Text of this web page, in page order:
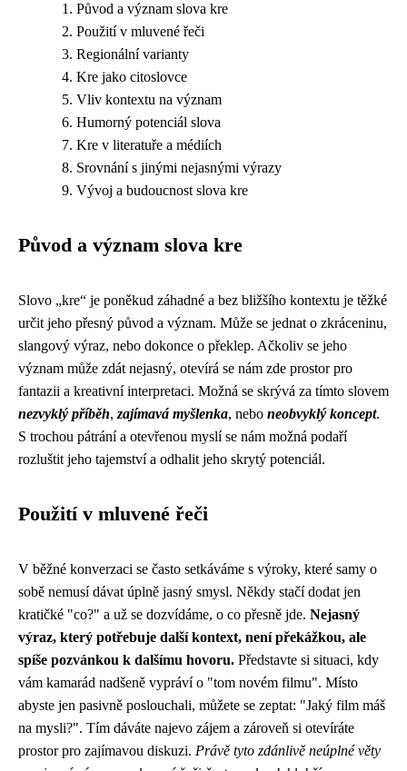
Původ a význam slova kre
Použití v mluvené řeči
Regionální varianty
Kre jako citoslovce
Vliv kontextu na význam
Humorný potenciál slova
Kre v literatuře a médiích
Srovnání s jinými nejasnými výrazy
Vývoj a budoucnost slova kre
Původ a význam slova kre
Slovo „kre“ je poněkud záhadné a bez bližšího kontextu je těžké
určit jeho přesný původ a význam. Může se jednat o zkráceninu,
slangový výraz, nebo dokonce o překlep. Ačkoliv se jeho
význam může zdát nejasný, otevírá se nám zde prostor pro
fantazii a kreativní interpretaci. Možná se skrývá za tímto slovem
nezvyklý příběh, zajímavá myšlenka, nebo neobvyklý koncept.
S trochou pátrání a otevřenou myslí se nám možná podaří
rozluštit jeho tajemství a odhalit jeho skrytý potenciál.
Použití v mluvené řeči
V běžné konverzaci se často setkáváme s výroky, které samy o
sobě nemusí dávat úplně jasný smysl. Někdy stačí dodat jen
kratičké "co?" a už se dozvídáme, o co přesně jde. Nejasný
výraz, který potřebuje další kontext, není překážkou, ale
spíše pozvánkou k dalšímu hovoru. Představte si situaci, kdy
vám kamarád nadšeně vypráví o "tom novém filmu". Místo
abyste jen pasivně poslouchali, můžete se zeptat: "Jaký film máš
na mysli?". Tím dáváte najevo zájem a zároveň si otevíráte
prostor pro zajímavou diskuzi. Právě tyto zdánlivě neúplné věty